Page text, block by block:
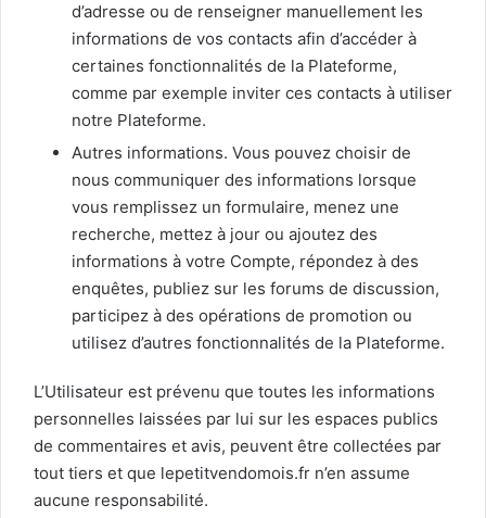
d’adresse ou de renseigner manuellement les
informations de vos contacts afin d’accéder à
certaines fonctionnalités de la Plateforme,
comme par exemple inviter ces contacts à utiliser
notre Plateforme.
Autres informations. Vous pouvez choisir de
nous communiquer des informations lorsque
vous remplissez un formulaire, menez une
recherche, mettez à jour ou ajoutez des
informations à votre Compte, répondez à des
enquêtes, publiez sur les forums de discussion,
participez à des opérations de promotion ou
utilisez d’autres fonctionnalités de la Plateforme.
L’Utilisateur est prévenu que toutes les informations
personnelles laissées par lui sur les espaces publics
de commentaires et avis, peuvent être collectées par
tout tiers et que lepetitvendomois.fr n’en assume
aucune responsabilité.